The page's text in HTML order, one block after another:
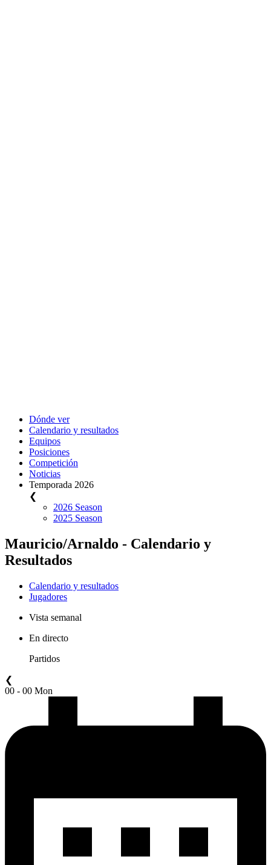
Dónde ver
Calendario y resultados
Equipos
Posiciones
Competición
Noticias
Temporada 2026
❮
2026 Season
2025 Season
Mauricio/Arnaldo - Calendario y
Resultados
Calendario y resultados
Jugadores
Vista semanal
En directo
Partidos
❮
00 - 00 Mon